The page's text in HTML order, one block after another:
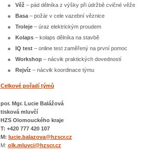
Věž – pád dělníka z výšky při údržbě cvičné věže
Basa– požár v cele vazební věznice
Troleje – úraz elektrickým proudem
Kolaps– kolaps dělníka na stavbě
IQ test– online test zaměřený na první pomoc
Workshop– nácvik praktických dovedností
Rejvíz – nácvik koordinace týmu
Celkové pořadí týmů
por. Mgr. Lucie Balážová
tisková mluvčí
HZS Olomouckého kraje
T: +420 777 420 107
M: lucie.balazova@hzscr.cz
M: olk.mluvci@hzscr.cz